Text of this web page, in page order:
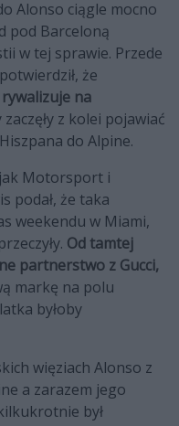
Alonso ciągle mocno
pod Barceloną
w tej sprawie. Przede
że
na
z kolei pojawiać
do Alpine.
Motorsport i
podał, że taka
weekendu w Miami,
Od tamtej
partnerstwo z Gucci,
markę na polu
byłoby
więziach Alonso z
a zarazem jego
był